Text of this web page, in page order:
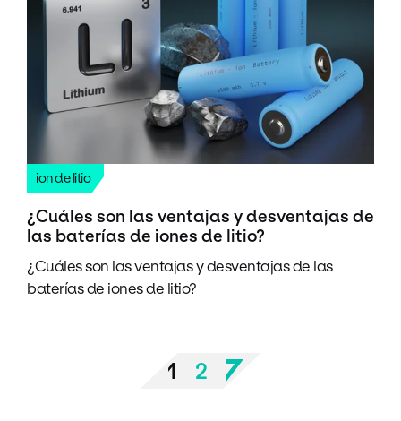
ion de litio
¿Cuáles son las ventajas y desventajas de
las baterías de iones de litio?
¿Cuáles son las ventajas y desventajas de las
baterías de iones de litio?
Go
1
Go
2
Go
Next
page